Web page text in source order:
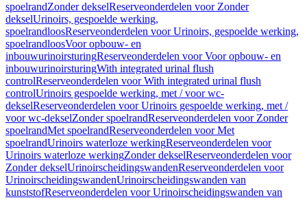
spoelrandZonder dekselReserveonderdelen voor Zonder
dekselUrinoirs, gespoelde werking,
spoelrandloosReserveonderdelen voor Urinoirs, gespoelde werking,
spoelrandloosVoor opbouw- en
inbouwurinoirsturingReserveonderdelen voor Voor opbouw- en
inbouwurinoirsturingWith integrated urinal flush
controlReserveonderdelen voor With integrated urinal flush
controlUrinoirs gespoelde werking, met / voor wc-
dekselReserveonderdelen voor Urinoirs gespoelde werking, met /
voor wc-dekselZonder spoelrandReserveonderdelen voor Zonder
spoelrandMet spoelrandReserveonderdelen voor Met
spoelrandUrinoirs waterloze werkingReserveonderdelen voor
Urinoirs waterloze werkingZonder dekselReserveonderdelen voor
Zonder dekselUrinoirscheidingswandenReserveonderdelen voor
UrinoirscheidingswandenUrinoirscheidingswanden van
kunststofReserveonderdelen voor Urinoirscheidingswanden van